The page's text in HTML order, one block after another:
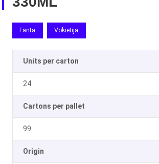
Fanta Vokietija
Units per carton
24
Cartons per pallet
99
Origin